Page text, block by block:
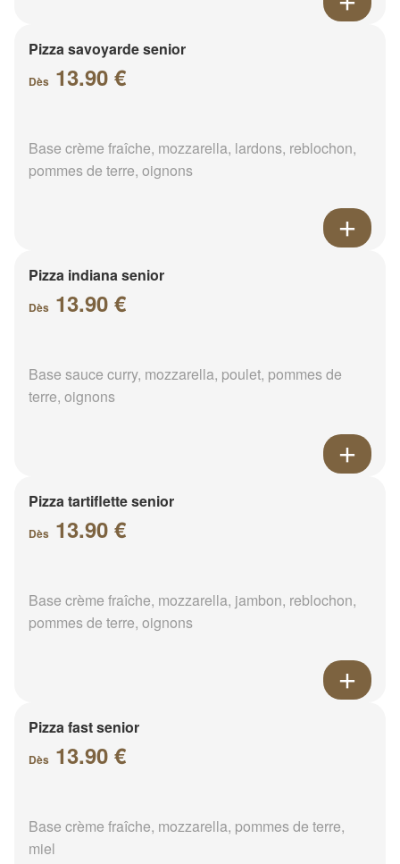
Pizza savoyarde senior
Dès 13.90 €
Base crème fraîche, mozzarella, lardons, reblochon,
pommes de terre, oignons
Pizza indiana senior
Dès 13.90 €
Base sauce curry, mozzarella, poulet, pommes de
terre, oignons
Pizza tartiflette senior
Dès 13.90 €
Base crème fraîche, mozzarella, jambon, reblochon,
pommes de terre, oignons
Pizza fast senior
Dès 13.90 €
Base crème fraîche, mozzarella, pommes de terre,
miel